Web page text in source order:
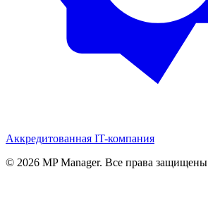
Аккредитованная IT-компания
© 2026 MP Manager. Все права защищены